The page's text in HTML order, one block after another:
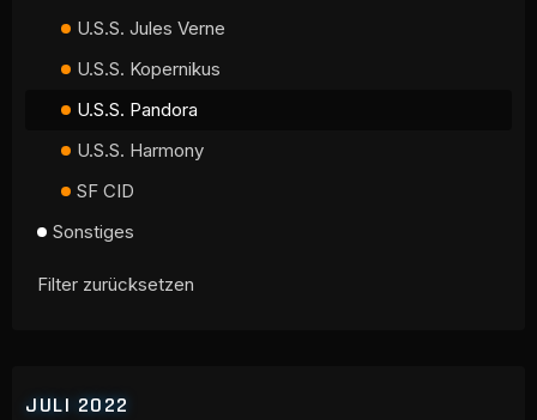
U.S.S. Jules Verne
U.S.S. Kopernikus
U.S.S. Pandora
U.S.S. Harmony
SF CID
Sonstiges
Filter zurücksetzen
JULI 2022